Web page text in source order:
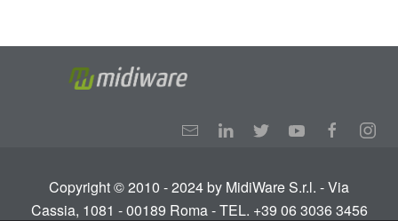
Copyright © 2010 - 2024 by MidiWare S.r.l. - Via
Cassia, 1081 - 00189 Roma - TEL. +39 06 3036 3456